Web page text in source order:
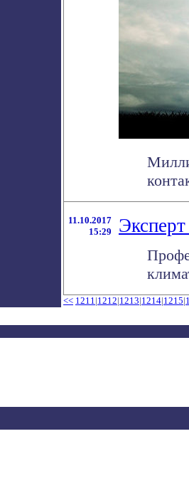
11.10.2017
15:29
<< 1211|1212|1213|1214|1215|